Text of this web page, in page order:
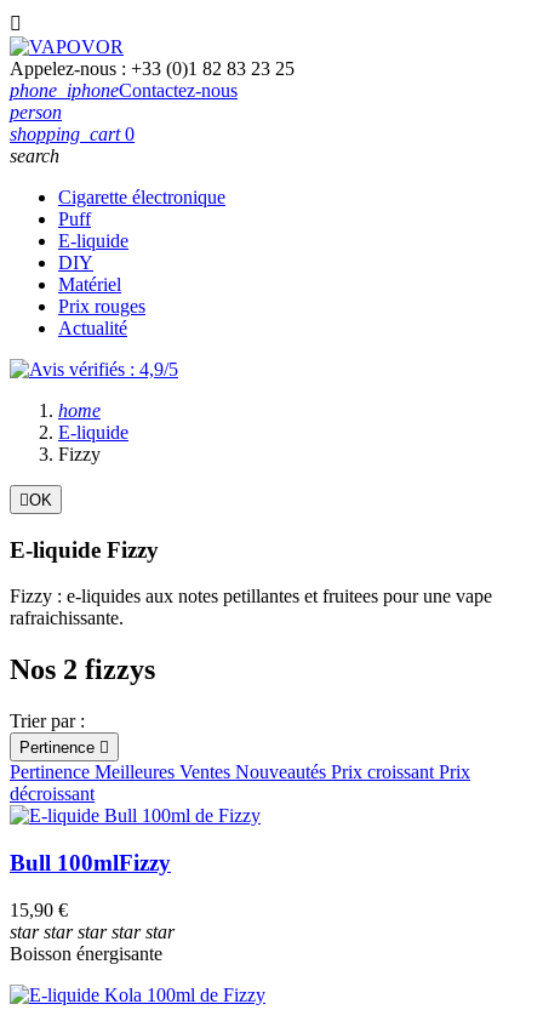

Appelez-nous : +33 (0)1 82 83 23 25
phone_iphoneContactez-nous
person
shopping_cart 0
search
Cigarette électronique
Puff
E-liquide
DIY
Matériel
Prix rouges
Actualité
home
E-liquide
Fizzy
Filtres:
Effacer les filtres
Classification aromatique
Boisson
ml
30PG/70VG
Taux de nicotine
mg
Origine
Malaisie
Arôme
Boisson énergisante
OK
E-liquide Fizzy
Fizzy : e-liquides aux notes petillantes et fruitees pour une vape
rafraichissante.
Nos 2 fizzys
Trier par :
Pertinence 
Pertinence Meilleures Ventes Nouveautés Prix croissant Prix
décroissant
Bull 100mlFizzy
15,90 €
starstarstarstarstar
Boisson énergisante